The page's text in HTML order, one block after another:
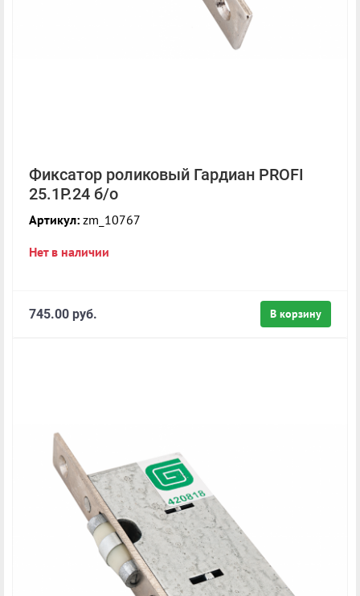
Фиксатор роликовый Гардиан PROFI
25.1Р.24 б/о
Артикул: zm_10767
Нет в наличии
В корзину
745.00 руб.